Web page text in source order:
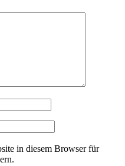
in diesem Browser für